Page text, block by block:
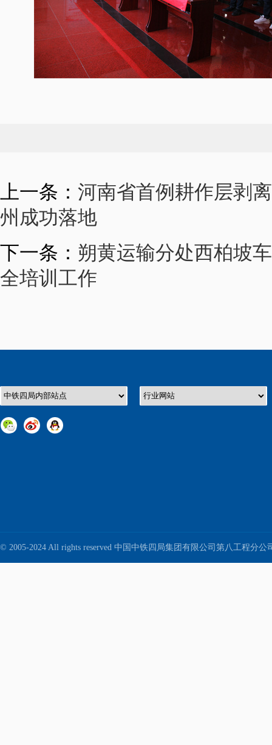
上一条： 河南省首例耕作层剥
州成功落地
下一条： 朔黄运输分处西柏坡
全培训工作
© 2005-2024 All rights reserved 中国中铁四局集团有限公司第八工程分